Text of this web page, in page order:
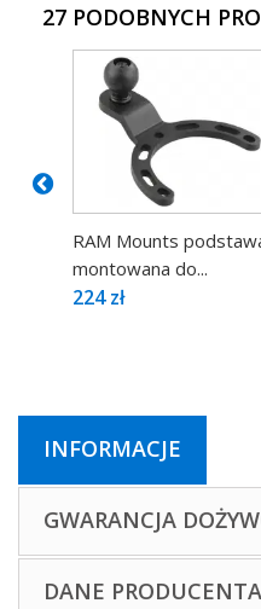
27 PODOBNYCH
RAM Mounts
montowana do...
224 zł
INFORMACJE
GWARANCJA
DANE PRODUCENTA